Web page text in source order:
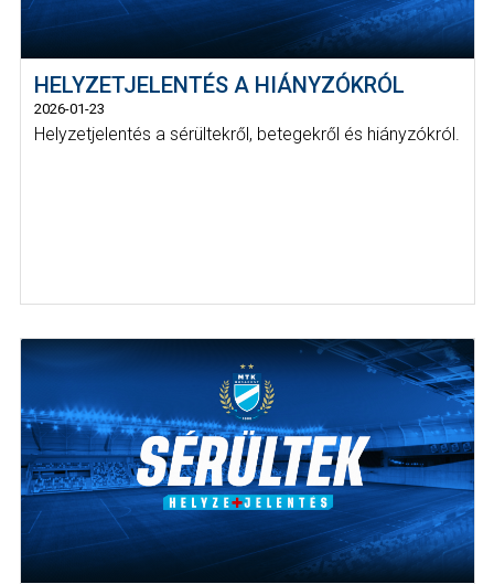
HELYZETJELENTÉS A HIÁNYZÓKRÓL
2026-01-23
Helyzetjelentés a sérültekről, betegekről és hiányzókról.